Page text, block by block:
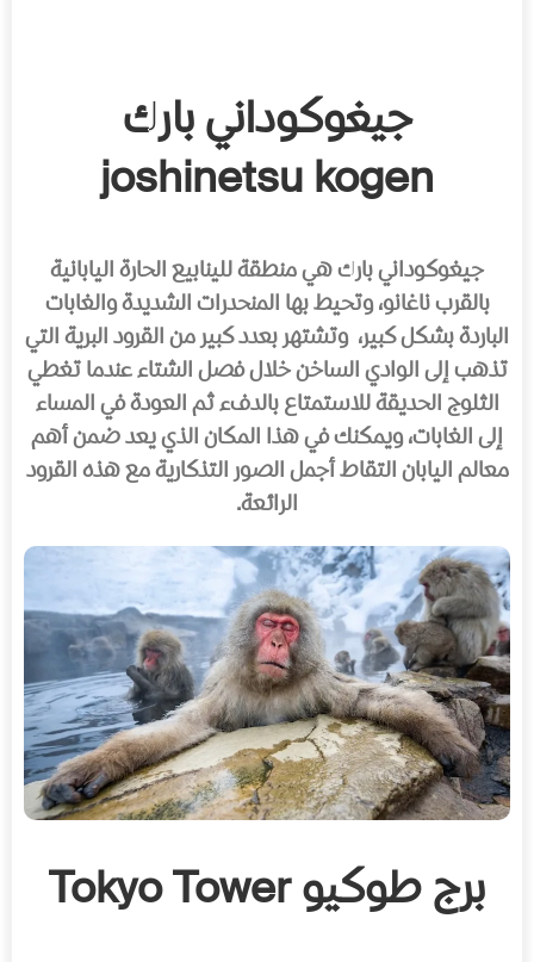
جيغوكوداني بارك
joshinetsu kogen
جيغوكوداني بارك هي منطقة للينابيع الحارة اليابانية
بالقرب ناغانو، وتحيط بها المنحدرات الشديدة والغابات
الباردة بشكل كبير، وتشتهر بعدد كبير من القرود البرية التي
تذهب إلى الوادي الساخن خلال فصل الشتاء عندما تغطي
الثلوج الحديقة للاستمتاع بالدفء ثم العودة في المساء
إلى الغابات، ويمكنك في هذا المكان الذي يعد ضمن أهم
معالم اليابان التقاط أجمل الصور التذكارية مع هذه القرود
الرائعة.
برج طوكيو Tokyo Tower